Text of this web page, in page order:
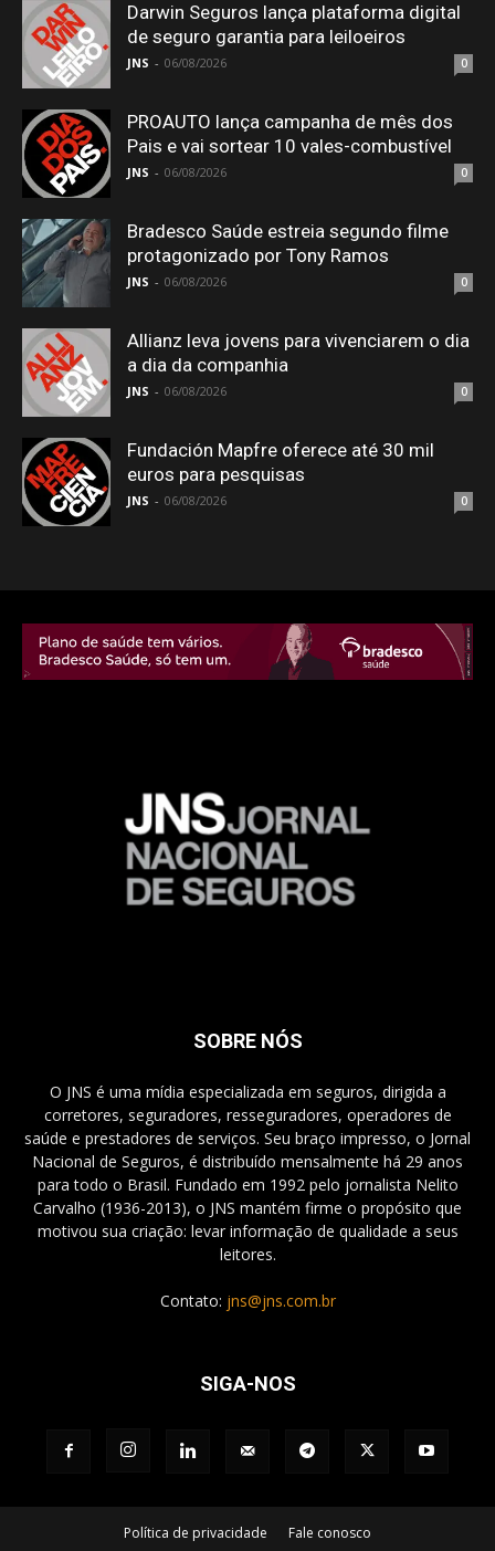
Darwin Seguros lança plataforma digital
de seguro garantia para leiloeiros
JNS - 06/08/2026 0
PROAUTO lança campanha de mês dos
Pais e vai sortear 10 vales-combustível
JNS - 06/08/2026 0
Bradesco Saúde estreia segundo filme
protagonizado por Tony Ramos
JNS - 06/08/2026 0
Allianz leva jovens para vivenciarem o dia
a dia da companhia
JNS - 06/08/2026 0
Fundación Mapfre oferece até 30 mil
euros para pesquisas
JNS - 06/08/2026 0
SOBRE NÓS
O JNS é uma mídia especializada em seguros, dirigida a
corretores, seguradores, resseguradores, operadores de
saúde e prestadores de serviços. Seu braço impresso, o Jornal
Nacional de Seguros, é distribuído mensalmente há 29 anos
para todo o Brasil. Fundado em 1992 pelo jornalista Nelito
Carvalho (1936-2013), o JNS mantém firme o propósito que
motivou sua criação: levar informação de qualidade a seus
leitores.
Contato: jns@jns.com.br
SIGA-NOS
Política de privacidade Fale conosco